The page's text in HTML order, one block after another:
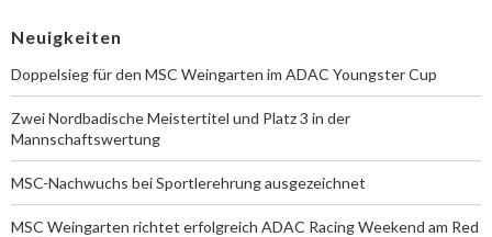
Neuigkeiten
Doppelsieg für den MSC Weingarten im ADAC Youngster Cup
Zwei Nordbadische Meistertitel und Platz 3 in der
Mannschaftswertung
MSC-Nachwuchs bei Sportlerehrung ausgezeichnet
MSC Weingarten richtet erfolgreich ADAC Racing Weekend am Red